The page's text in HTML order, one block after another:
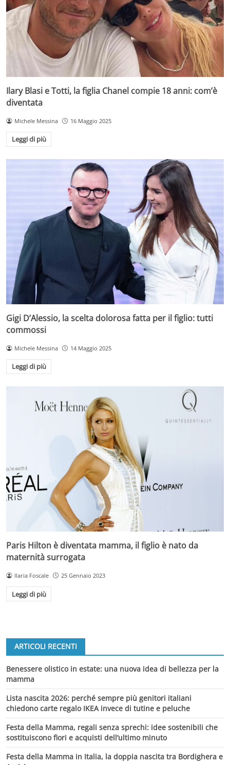
Ilary Blasi e Totti, la figlia Chanel compie 18 anni: com’è
diventata
Michele Messina 16 Maggio 2025
Leggi di più
Gigi D’Alessio, la scelta dolorosa fatta per il figlio: tutti
commossi
Michele Messina 14 Maggio 2025
Leggi di più
Paris Hilton è diventata mamma, il figlio è nato da
maternità surrogata
Ilaria Foscale 25 Gennaio 2023
Leggi di più
ARTICOLI RECENTI
Benessere olistico in estate: una nuova idea di bellezza per la
mamma
Lista nascita 2026: perché sempre più genitori italiani
chiedono carte regalo IKEA invece di tutine e peluche
Festa della Mamma, regali senza sprechi: idee sostenibili che
sostituiscono fiori e acquisti dell’ultimo minuto
Festa della Mamma in Italia, la doppia nascita tra Bordighera e